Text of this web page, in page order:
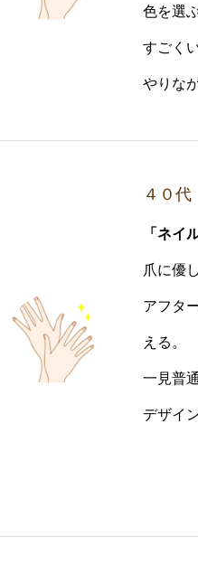
色を選
すごく
やりな
４０
「ネイ
爪に優
アフタ
える。
一見普
デザイ